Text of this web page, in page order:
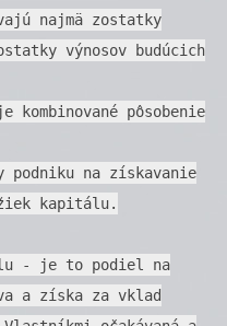
najmä zostatky
výnosov budúcich
kombinované pôsobenie
podniku na získavanie
kapitálu.
- je to podiel na
a získa za vklad